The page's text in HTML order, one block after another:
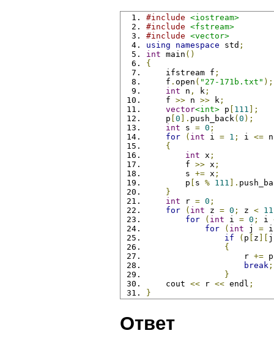
#include <iostream>
#include <fstream>
#include <vector>
using
namespace std ;
int main ()
{
    ifstream f
;
    f
. open ( "27-171b.txt" );
int n , k ;
    f
>> n >> k ;
vector<int> p 111 ];
    p
0 ]. push_back( 0 );
int s = 0 ;
for
( int i = 1 ; i <= n
{
int x ;
        f
>> x ;
        s
+= x ;
        p
s % 111 ].
}
int r = 0 ;
for
( int z = 0 ; z <
for
( int i = 0 ; i
for
( int j =
if
( p z j
{
                    r
+= p
break ;
}
    cout
<< r << endl ;
}
Ответ